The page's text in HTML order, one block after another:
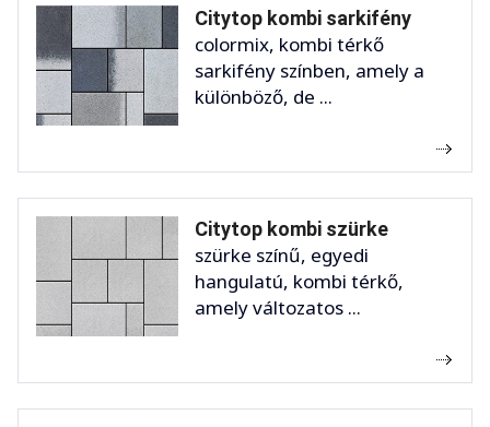
Citytop kombi sarkifény
colormix, kombi térkő
sarkifény színben, amely a
különböző, de ...
Citytop kombi szürke
szürke színű, egyedi
hangulatú, kombi térkő,
amely változatos ...